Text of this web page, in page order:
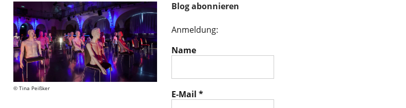
Tina Peißker
Blog abonnieren
Anmeldung:
Name
E-Mail *